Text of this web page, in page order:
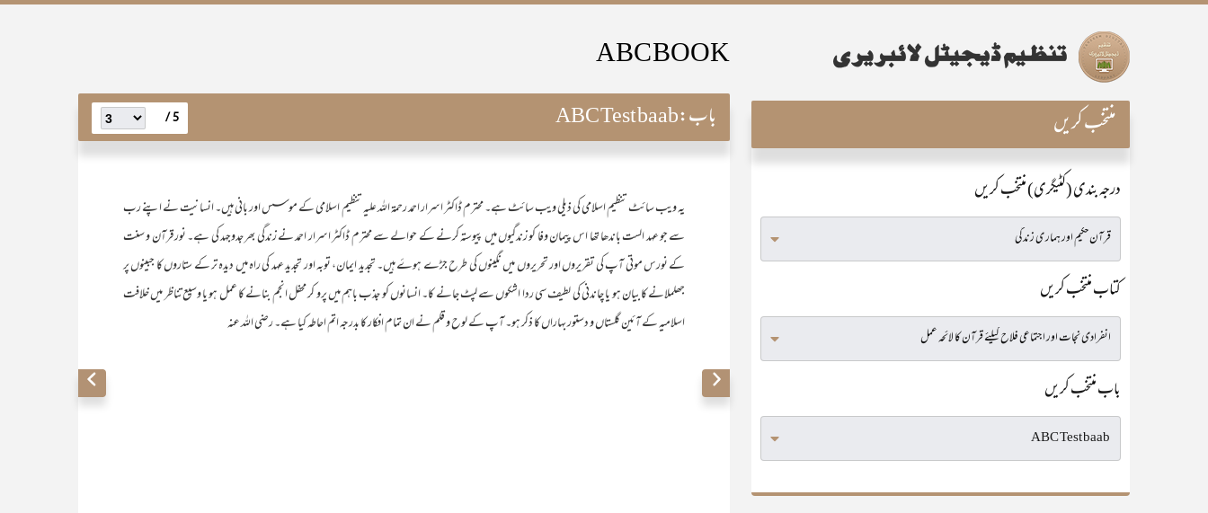
ABC BOOK
باب:ABC Test baab
5 /
یہ ویب سائٹ تنظیم اسلامی کی ذیلی ویب سائٹ ہے۔ محترم ڈاکٹر اسرار احمد رحمۃ اللہ علیہ تنظیم اسلامی کے موسس اور بانی ہیں۔ انسانیت نے اپنے رب
سے جو عہد الست باندھا تھا اس پیمان وفا کو زندگیوں میں پیوستہ کرنے کے حوالے سے محترم ڈاکٹر اسرار احمد نے زندگی بھر جدوجہد کی ہے۔ نور قرآن و سنت
کے نورس موتی آپ کی تقریروں اور تحریروں میں نگینوں کی طرح جڑے ہوۓ ہیں۔ تجدید ایمان، توبہ اور تجدید عہد کی راہ میں دیدہ تر کے ستاروں کا جبینوں پر
جھلملانے کا بیان ہو یا چاندنی کی لطیف سی ردا اشکوں سے لپٹ جانے کا۔ انسانوں کو جذب باہم میں پرو کر محفل انجم بنانے کا عمل ہو یا وسیع تناظر میں خلافت
اسلامیہ کے آئین گلستاں و دستور بہاراں کا ذکر ہو۔ آپ کے لوح و قلم نے ان تمام افکار کا بدرجہ اتم احاطہ کیا ہے۔ رضی اللہ عنہ
منتخب کریں
درجہ بندی (کٹیگری) منتخب کریں
کتاب منتخب کریں
باب منتخب کریں